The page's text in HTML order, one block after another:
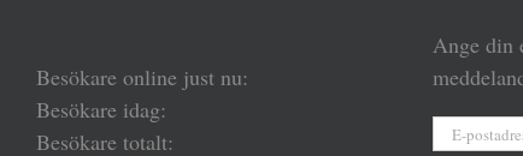
Besökare online just nu:
Besökare idag:
Besökare totalt:
Ange din